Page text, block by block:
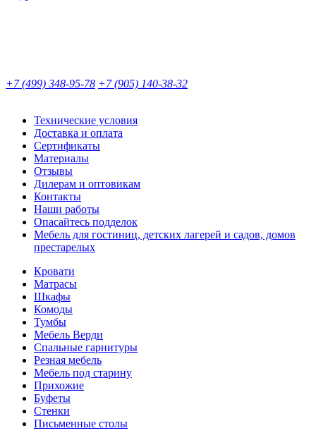
+7 (499) 348-95-78 +7 (905) 140-38-32
Технические условия
Доставка и оплата
Сертификаты
Материалы
Отзывы
Дилерам и оптовикам
Контакты
Наши работы
Опасайтесь подделок
Мебель для гостиниц, детских лагерей и садов, домов
престарелых
Кровати
Матрасы
Шкафы
Комоды
Тумбы
Мебель Верди
Спальные гарнитуры
Резная мебель
Мебель под старину
Прихожие
Буфеты
Стенки
Письменные столы